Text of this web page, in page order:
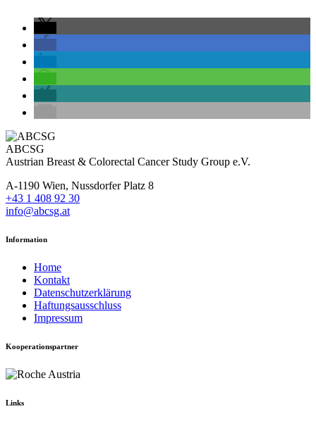
ABCSG
Austrian Breast & Colorectal Cancer Study Group e.V.
A-1190 Wien, Nussdorfer Platz 8
+43 1 408 92 30
info@abcsg.at
Information
Home
Kontakt
Datenschutzerklärung
Haftungsausschluss
Impressum
Kooperationspartner
Links